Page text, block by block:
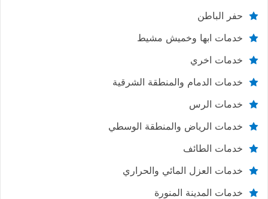
حفر الباطن
خدمات ابها وخميش مشيط
خدمات اخري
خدمات الدمام والمنطقة الشرقية
خدمات الرس
خدمات الرياض والمنطقة الوسطي
خدمات الطائف
خدمات العزل المائي والحراري
خدمات المدينة المنورة